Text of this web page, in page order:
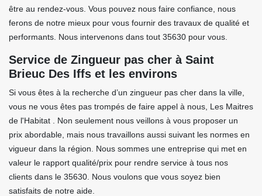
être au rendez-vous. Vous pouvez nous faire confiance, nous
ferons de notre mieux pour vous fournir des travaux de qualité et
performants. Nous intervenons dans tout 35630 pour vous.
Service de Zingueur pas cher à Saint
Brieuc Des Iffs et les environs
Si vous êtes à la recherche d’un zingueur pas cher dans la ville,
vous ne vous êtes pas trompés de faire appel à nous, Les Maitres
de l'Habitat . Non seulement nous veillons à vous proposer un
prix abordable, mais nous travaillons aussi suivant les normes en
vigueur dans la région. Nous sommes une entreprise qui met en
valeur le rapport qualité/prix pour rendre service à tous nos
clients dans le 35630. Nous voulons que vous soyez bien
satisfaits de notre aide.